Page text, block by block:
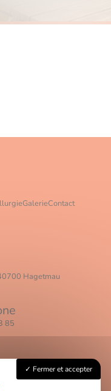
GalerieContact
Hagetmau
85
Fermer et accepter